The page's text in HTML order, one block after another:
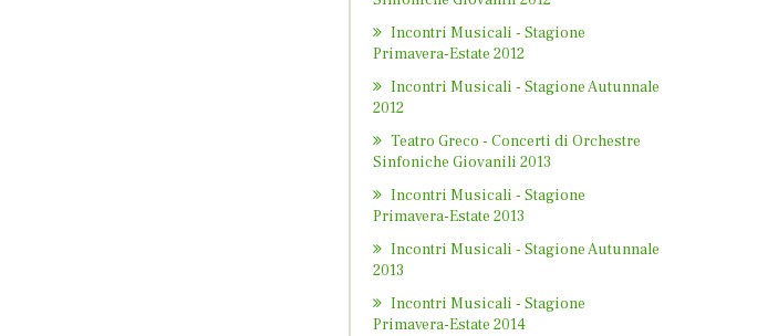
Incontri Musicali - Stagione
Primavera-Estate 2012
Incontri Musicali - Stagione Autunnale
2012
Teatro Greco - Concerti di Orchestre
Sinfoniche Giovanili 2013
Incontri Musicali - Stagione
Primavera-Estate 2013
Incontri Musicali - Stagione Autunnale
2013
Incontri Musicali - Stagione
Primavera-Estate 2014